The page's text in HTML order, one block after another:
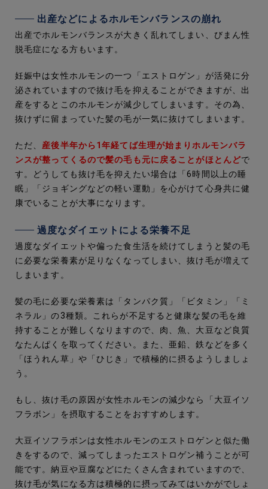
出産などによるホルモンバランスの崩れ
出産でホルモンバランスが大きく乱れてしまい、びまん性
脱毛症になる方もいます。
妊娠中は女性ホルモンの一つ「エストロゲン」が活発に分
泌されていますので抜け毛を抑えることができますが、出
産をするとこのホルモンが減少してしまいます。その為、
抜けずに留まっていた髪の毛が一気に抜けてしまいます。
ただ、 産後半年から1年経てば生理が始まりホルモンバラ
ンスが整ってくるので髪の毛も元に戻ることがほとんどで
す。どうしても抜け毛を抑えたい場合は「6時間以上の睡
眠」「ジョギングなどの軽い運動」を心がけて心身共に健
康でいることが大事になります。
過度なダイエットによる栄養不足
過度なダイエットや偏った食生活を続けてしまうと髪の毛
に必要な栄養素が足りなくなってしまい、抜け毛が増えて
しまいます。
髪の毛に必要な栄養素は「タンパク質」「ビタミン」「ミ
ネラル」の3種類。これらが不足すると健康な髪の毛を維
持することが難しくなりますので、肉、魚、大豆など良質
なたんぱくを取ってください。また、亜鉛、鉄などを多く
「ほうれん草」や「ひじき」で積極的に摂るようしましょ
う。
もし、抜け毛の原因が女性ホルモンの減少なら「大豆イソ
フラボン」を摂取することをおすすめします。
大豆イソフラボンは女性ホルモンのエストロゲンと似た働
きをするので、減ってしまったエストロゲン補うことが可
能です。納豆や豆腐などにたくさん含まれていますので、
抜け毛が気になる方は積極的に摂ってみてはいかがでしょ